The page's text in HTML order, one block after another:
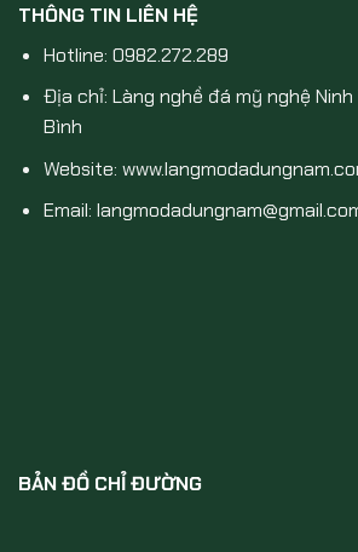
THÔNG TIN LIÊN HỆ
Hotline: 0982.272.289
Địa chỉ: Làng nghề đá mỹ nghệ Ninh
Bình
Website:
Email:
BẢN ĐỒ CHỈ ĐƯỜNG